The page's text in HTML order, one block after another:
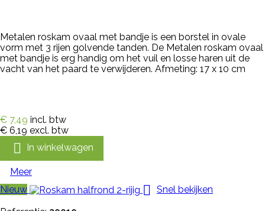
Metalen roskam ovaal met bandje is een borstel in ovale
vorm met 3 rijen golvende tanden. De Metalen roskam ovaal
met bandje is erg handig om het vuil en losse haren uit de
vacht van het paard te verwijderen. Afmeting: 17 x 10 cm
€ 7,49 incl. btw
€ 6,19 excl. btw
 In winkelwagen
Meer
Nieuw
 Snel bekijken